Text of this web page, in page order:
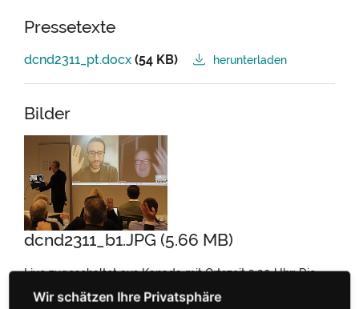
Pressetexte
dcnd2311_pt.docx (54 KB) herunterladen
Bilder
dcnd2311_b1.JPG (5.66 MB)
Live zugeschaltet aus Kanada mit Ortszeit 3:30 Uhr: Die
beiden Gründer des Start-ups Synode Inc. Eddine Alimat